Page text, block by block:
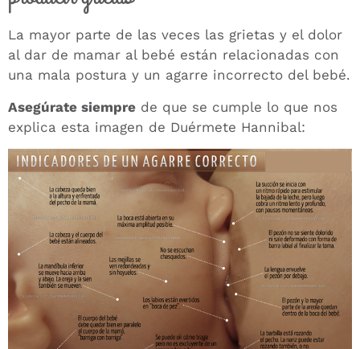
La mayor parte de las veces las grietas y el dolor
al dar de mamar al bebé están relacionadas con
una mala postura y un agarre incorrecto del bebé.
Asegúrate siempre de que se cumple lo que nos
explica esta imagen de Duérmete Hannibal: